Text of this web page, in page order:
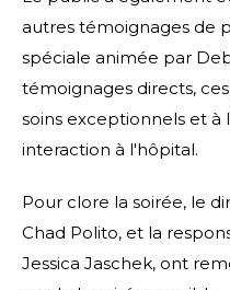
autres témoignages de
spéciale animée par
témoignages directs,
soins exceptionnels et
interaction à l'hôpital.
Pour clore la soirée, le
Chad Polito, et la
Jessica Jaschek, ont